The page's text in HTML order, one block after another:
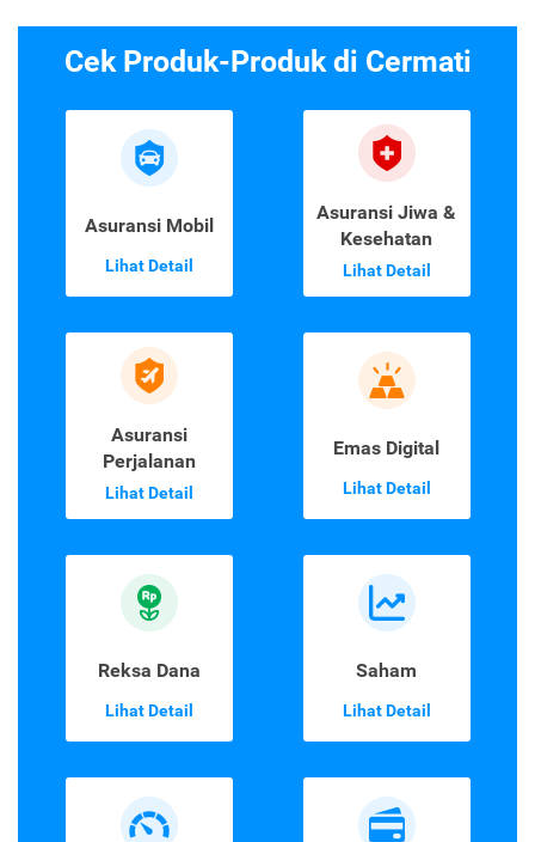
Cek Produk-Produk di Cermati
Asuransi Mobil
Lihat Detail
Asuransi Jiwa &
Kesehatan
Lihat Detail
Asuransi
Perjalanan
Lihat Detail
Emas Digital
Lihat Detail
Reksa Dana
Lihat Detail
Saham
Lihat Detail